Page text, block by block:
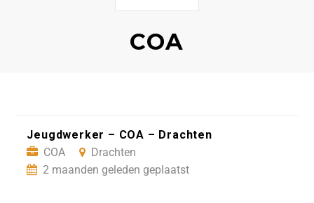
COA
Jeugdwerker – COA – Drachten
COA
Drachten
2 maanden geleden geplaatst